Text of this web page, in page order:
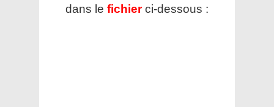
dans le fichier ci-dessous :